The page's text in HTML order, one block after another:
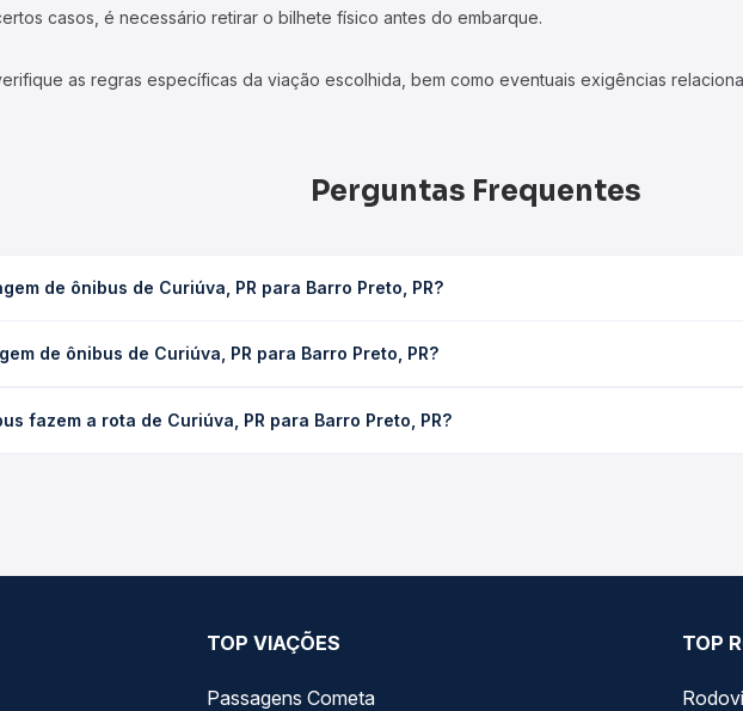
casos, é necessário retirar o bilhete físico antes do embarque.
as regras específicas da viação escolhida, bem como eventuais exigências
Perguntas Frequentes
de ônibus de Curiúva, PR para Barro Preto, PR?
Quero Passagem você consulta os horários disponíveis e vê a duração exata de cada
de ônibus de Curiúva, PR para Barro Preto, PR?
Na Quero Passagem você compara os preços de todas as viações em tempo real e
fazem a rota de Curiúva, PR para Barro Preto, PR?
TOP VIAÇÕES
Passagens Cometa
TOP